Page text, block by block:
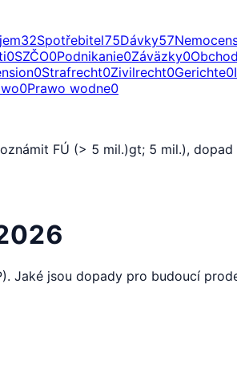
32Spotřebitel75Dávky57
0SZČO0Podnikanie0Záväzky0Obchod
0Strafrecht0Zivilrecht0Gerichte0
0Prawo wodne0
FÚ (> 5 mil.)gt; 5 mil.),
Jaké jsou dopady pro budoucí